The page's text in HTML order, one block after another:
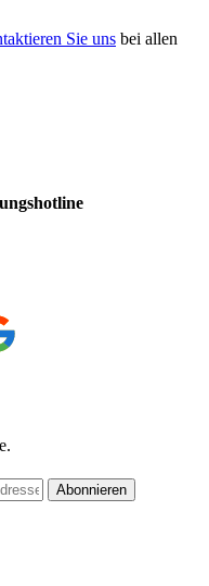
Sie uns bei allen
Abonnieren